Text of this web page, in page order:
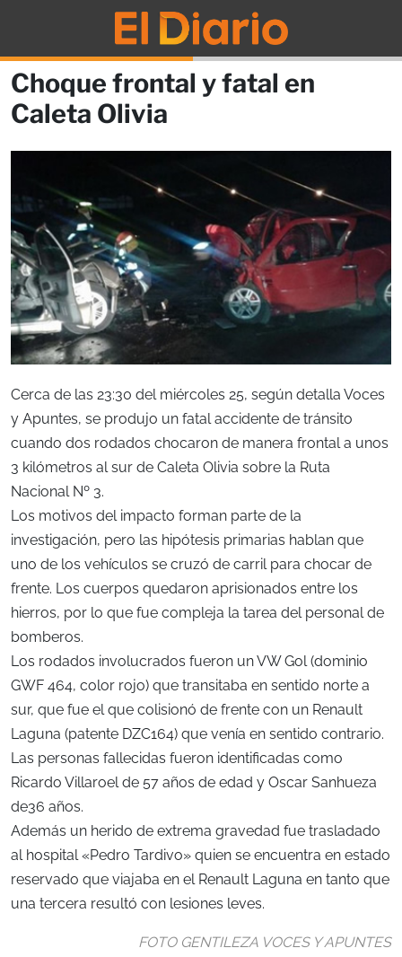
Choque frontal y fatal en
Caleta Olivia
Cerca de las 23:30 del miércoles 25, según detalla Voces
y Apuntes, se produjo un fatal accidente de tránsito
cuando dos rodados chocaron de manera frontal a unos
3 kilómetros al sur de Caleta Olivia sobre la Ruta
Nacional Nº 3.
Los motivos del impacto forman parte de la
investigación, pero las hipótesis primarias hablan que
uno de los vehículos se cruzó de carril para chocar de
frente. Los cuerpos quedaron aprisionados entre los
hierros, por lo que fue compleja la tarea del personal de
bomberos.
Los rodados involucrados fueron un VW Gol (dominio
GWF 464, color rojo) que transitaba en sentido norte a
sur, que fue el que colisionó de frente con un Renault
Laguna (patente DZC164) que venía en sentido contrario.
Las personas fallecidas fueron identificadas como
Ricardo Villaroel de 57 años de edad y Oscar Sanhueza
de36 años.
Además un herido de extrema gravedad fue trasladado
al hospital «Pedro Tardivo» quien se encuentra en estado
reservado que viajaba en el Renault Laguna en tanto que
una tercera resultó con lesiones leves.
FOTO GENTILEZA VOCES Y APUNTES